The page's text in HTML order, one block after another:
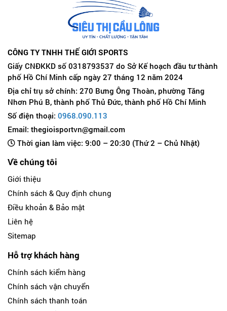
CÔNG TY TNHH THẾ GIỚI SPORTS
Giấy CNĐKKD số 0318793537 do Sở Kế hoạch đầu tư thành
phố Hồ Chí Minh cấp ngày 27 tháng 12 năm 2024
Địa chỉ trụ sở chính: 270 Bưng Ông Thoàn, phường Tăng
Nhơn Phú B, thành phố Thủ Đức, thành phố Hồ Chí Minh
Số điện thoại: 0968.090.113
Email: thegioisportvn@gmail.com
Thời gian làm việc: 9:00 – 20:30 (Thứ 2 – Chủ Nhật)
Về chúng tôi
Giới thiệu
Chính sách & Quy định chung
Điều khoản & Bảo mật
Liên hệ
Sitemap
Hỗ trợ khách hàng
Chính sách kiểm hàng
Chính sách vận chuyển
Chính sách thanh toán